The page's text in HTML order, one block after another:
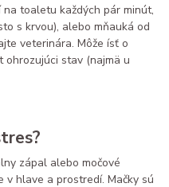
na toaletu každých pár minút,
s krvou), alebo mňauká od
veterinára. Môže ísť o
ohrozujúci stav (najmä u
zápal alebo močové
v hlave a prostredí. Mačky sú